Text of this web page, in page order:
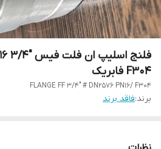
F304 فابریک
FLANGE FF 3/4" # DN2576 PN16/ F304
برند:فاقد برند